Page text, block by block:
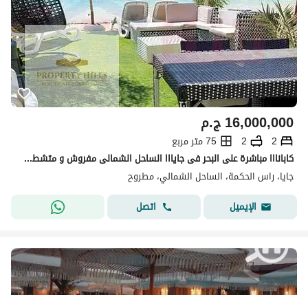
ج.م16,000,000
2
2
75 متر مربع
كابانااا مباشرة على البحر فى جايااا الساحل الشمالى مفروش و متشطب بالكامل بالتكيفات عفش مودرن 5 stars كاش 16000.000
جايا، راس الحكمة، الساحل الشمالي، مطروح
الإيميل
اتصل